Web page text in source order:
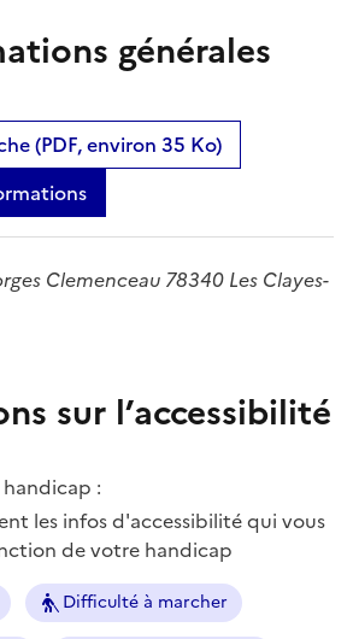
générales
(PDF, environ 35 Ko)
Clemenceau 78340 Les Clayes-
sur l’accessibilité
:
les infos d'accessibilité qui vous
de votre handicap
Difficulté à marcher